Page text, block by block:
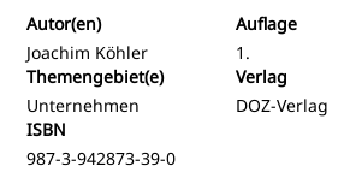
Preisorientierungen und
das Internet eine noch nie
Es sind nicht nur die technologischen
den augenoptischen Markt
der Endverbraucher hat sich eindeutig
diesen Zeiten wird es immer wichtiger,
Standort im Marktgeschehen zu kennen
Autor(en)
Joachim Köhler
Auflage
1.
Themengebiet(e)
Unternehmen
Verlag
DOZ-Verlag
ISBN
987-3-942873-39-0